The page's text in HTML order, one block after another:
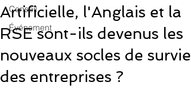
Conseil
Événement
Artificielle, l'Anglais et la
RSE sont-ils devenus les
nouveaux socles de survie
des entreprises ?